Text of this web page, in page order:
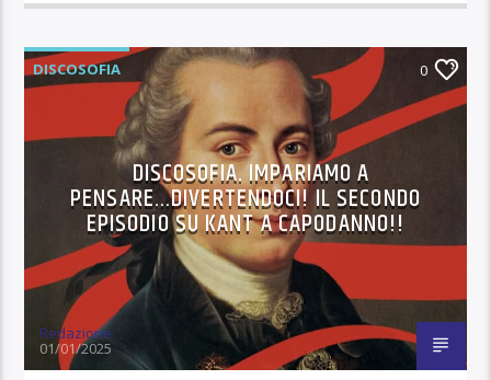
DISCOSOFIA 0
DISCOSOFIA. IMPARIAMO A
PENSARE…DIVERTENDOCI! IL SECONDO
EPISODIO SU KANT A CAPODANNO!!
Redazione
01/01/2025